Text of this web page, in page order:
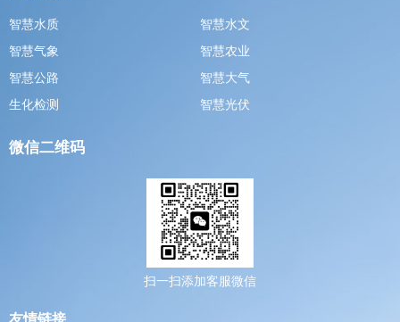
智慧水质
智慧水文
智慧气象
智慧农业
智慧公路
智慧大气
生化检测
智慧光伏
微信二维码
扫一扫添加客服微信